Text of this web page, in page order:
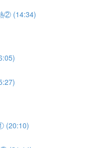
② (14:34)
(20:10)